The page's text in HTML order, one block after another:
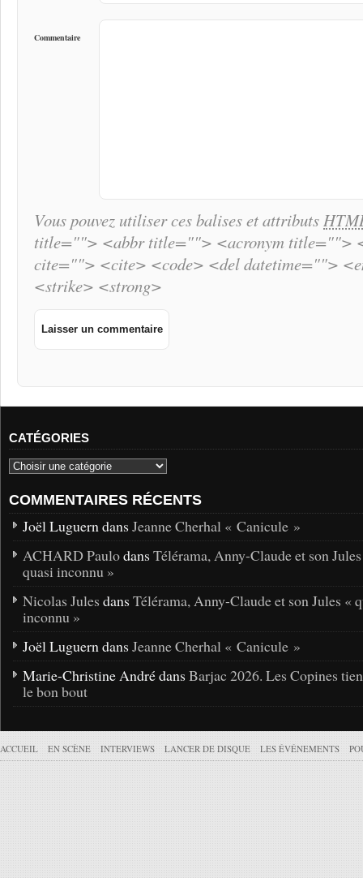
Commentaire
Vous pouvez utiliser ces balises et attributs
title=""> <abbr title=""> <acronym title="">
cite=""> <cite> <code> <del datetime="">
<strike> <strong>
CATÉGORIES
COMMENTAIRES RÉCENTS
Joël Luguern dans Jeanne Cherhal « Canicule »
ACHARD Paulodans Télérama, Anny-Claude et son
quasi inconnu »
Nicolas Jules dans Télérama, Anny-Claude et son Jules «
inconnu »
Joël Luguern dans Jeanne Cherhal « Canicule »
Marie-Christine André dans Barjac 2026. Les Copines
le bon bout
ACCUEIL EN SCÈNE INTERVIEWS LANCER DE DISQUE LES ÉVÉNEMENTS